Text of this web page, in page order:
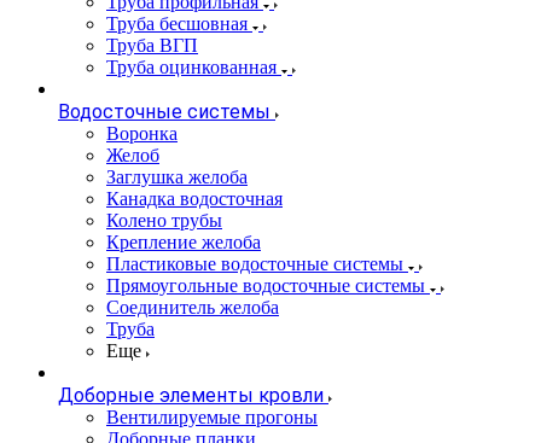
Труба бесшовная
Труба ВГП
Труба оцинкованная
Водосточные системы
Воронка
Желоб
Заглушка желоба
Канадка водосточная
Колено трубы
Крепление желоба
Пластиковые водосточные системы
Прямоугольные водосточные системы
Соединитель желоба
Труба
Еще
Доборные элементы кровли
Вентилируемые прогоны
Доборные планки